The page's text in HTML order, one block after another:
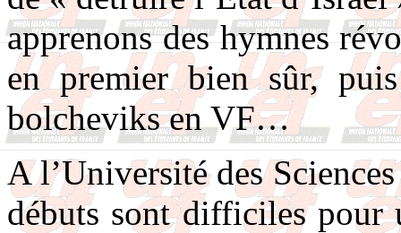
apprenons des hymnes
en premier bien sûr,
bolcheviks en VF…
A l’Université des
débuts sont difficiles pour